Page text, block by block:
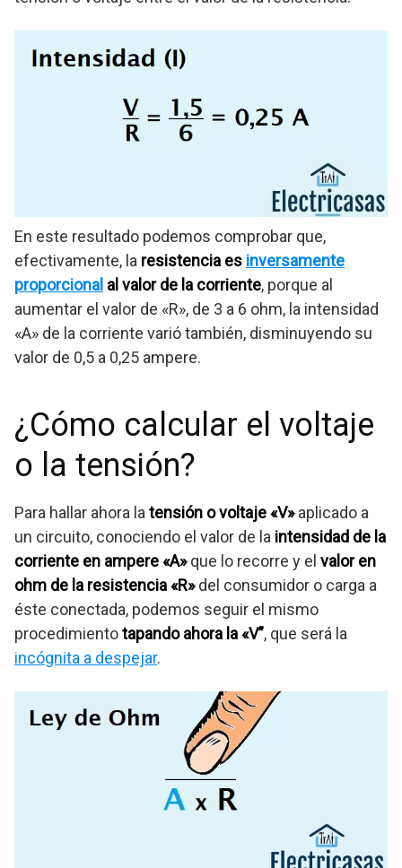
En este resultado podemos comprobar que,
efectivamente, la resistencia es inversamente
proporcional al valor de la corriente, porque al
aumentar el valor de «R», de 3 a 6 ohm, la intensidad
«A» de la corriente varió también, disminuyendo su
valor de 0,5 a 0,25 ampere.
¿Cómo calcular el voltaje
o la tensión?
Para hallar ahora la tensión o voltaje «V»aplicado a
un circuito, conociendo el valor de la intensidad de la
corriente en ampere «A»que lo recorre y el valor en
ohm de la resistencia «R»del consumidor o carga a
éste conectada, podemos seguir el mismo
procedimientotapando ahora la «V”, que será la
incógnita a despejar.